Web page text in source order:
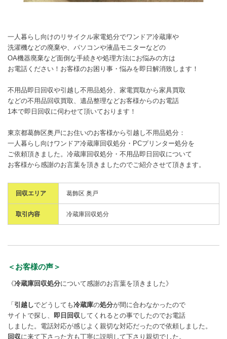
一人暮らし向けのリサイクル家電処分でワンドア冷蔵庫や
洗濯機などの廃棄や、パソコンや液晶モニターなどの
OA機器廃棄など面倒な手続きや処理方法にお悩みの方は
お電話ください！お客様のお困り事・悩みを即日解消致します！
不用品即日回収や引越し不用品処分、家電買取から家具買取
などの不用品回収買取、遺品整理などお客様からのお電話
1本で即日回収に伺わせて頂いております！
東京都葛飾区奥戸にお住いのお客様から引越し不用品処分：
一人暮らし向けワンドア冷蔵庫回収処分・PCプリンター処分を
ご依頼頂きました。冷蔵庫回収処分・不用品即日回収について
お客様から感謝のお言葉を頂きましたのでご紹介させて頂きます。
回収エリア 葛飾区 奥戸
取引内容 冷蔵庫回収処分
＜お客様の声＞
《冷蔵庫回収処分について感謝のお言葉を頂きました》
「 引越しでどうしても冷蔵庫の処分が間に合わなかったので
サイトで探し、 即日回収してくれるとの事でしたのでお電話
しました。電話対応が感じよく親切な対応だったので依頼しました。
回収に来て下さった方も丁寧に説明して下さり親切でした。